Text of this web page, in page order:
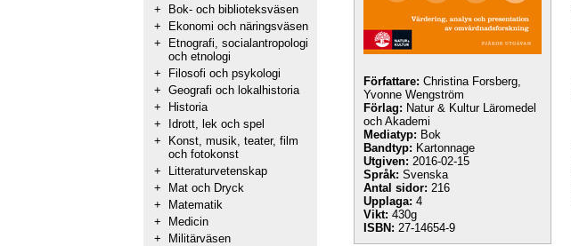
+
Bok- och biblioteksväsen
+
Ekonomi och näringsväsen
+
Etnografi, socialantropologi
och etnologi
+
Filosofi och psykologi
+ Geografi och lokalhistoria
+
Historia
+
Idrott, lek och spel
+
Konst, musik, teater, film
och fotokonst
+
Litteraturvetenskap
+
Mat och Dryck
+
Matematik
+
Medicin
+
Militärväsen
Författare: Christina Forsberg,
Yvonne Wengström
Förlag: Natur & Kultur Läromedel
och Akademi
Mediatyp: Bok
Bandtyp: Kartonnage
Utgiven: 2016-02-15
Språk: Svenska
Antal sidor: 216
Upplaga: 4
Vikt: 430g
ISBN: 27-14654-9